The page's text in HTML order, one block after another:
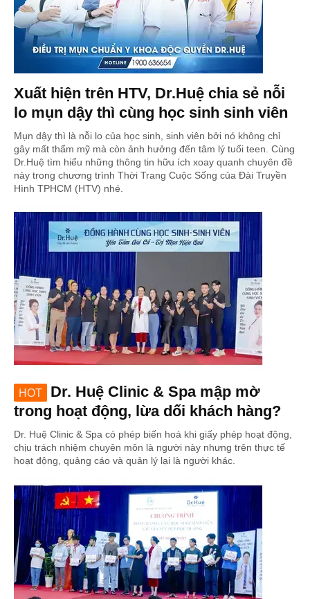
Xuất hiện trên HTV, Dr.Huệ chia sẻ nỗi
lo mụn dậy thì cùng học sinh sinh viên
Mụn dậy thì là nỗi lo của học sinh, sinh viên bởi nó không chỉ
gây mất thẩm mỹ mà còn ảnh hưởng đến tâm lý tuổi teen. Cùng
Dr.Huệ tìm hiểu những thông tin hữu ích xoay quanh chuyên đề
này trong chương trình Thời Trang Cuộc Sống của Đài Truyền
Hình TPHCM (HTV) nhé.
HOT
Dr. Huệ Clinic & Spa mập mờ
trong hoạt động, lừa dối khách hàng?
Dr. Huệ Clinic & Spa có phép biến hoá khi giấy phép hoạt động,
chịu trách nhiệm chuyên môn là người này nhưng trên thực tế
hoạt động, quảng cáo và quản lý lại là người khác.